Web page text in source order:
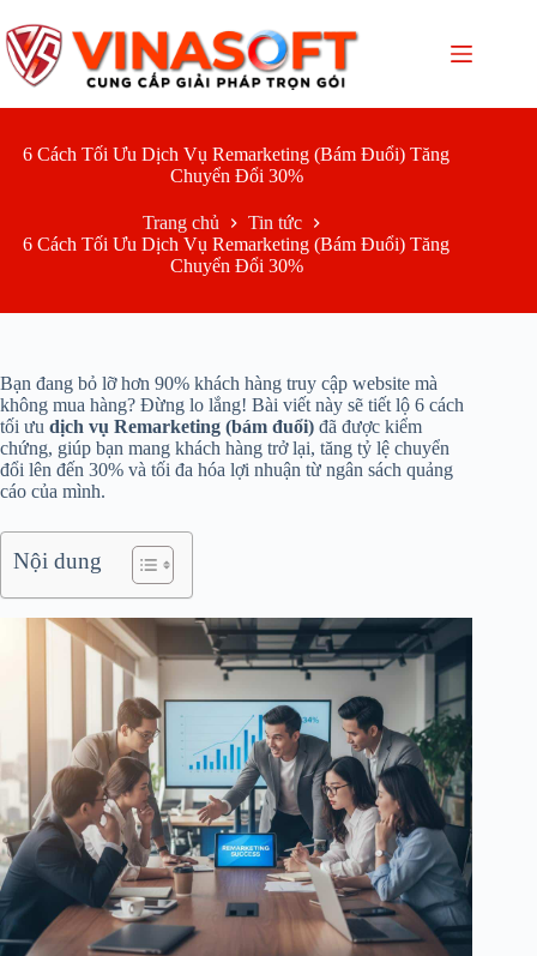
đến
phần
nội
6 Cách Tối Ưu Dịch Vụ Remarketing (Bám Đuổi) Tăng
Chuyển Đổi 30%
Trang chủ
Tin tức
6 Cách Tối Ưu Dịch Vụ Remarketing (Bám Đuổi) Tăng
Chuyển Đổi 30%
Bạn đang bỏ lỡ hơn 90% khách hàng truy cập website mà
không mua hàng? Đừng lo lắng! Bài viết này sẽ tiết lộ 6 cách
tối ưu dịch vụ Remarketing (bám đuổi) đã được kiểm
chứng, giúp bạn mang khách hàng trở lại, tăng tỷ lệ chuyển
đổi lên đến 30% và tối đa hóa lợi nhuận từ ngân sách quảng
cáo của mình.
Nội dung